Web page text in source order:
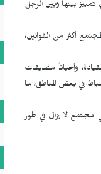
تمييز بينها وبين الرجل
أكثر من القوانين،
وأحياناً مضايقات
في بعض المناطق، ما
مجتمع لا يزال في طور